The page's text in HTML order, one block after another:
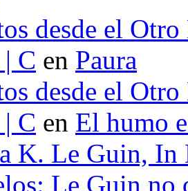
desde el
| C en Paura
desde el
| C en El humo
K. Le Guin, In
Le Guin no